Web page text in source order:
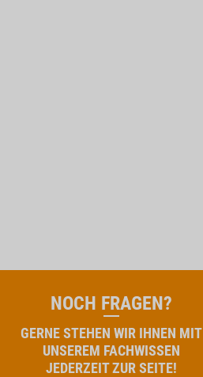
NOCH FRAGEN?
GERNE STEHEN WIR IHNEN MIT
UNSEREM FACHWISSEN
JEDERZEIT ZUR SEITE!